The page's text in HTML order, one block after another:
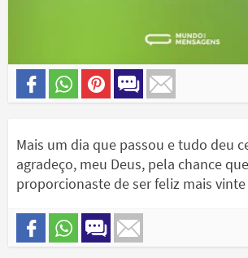
Mais um dia que passou e tudo deu
agradeço, meu Deus, pela chance
proporcionaste de ser feliz mais